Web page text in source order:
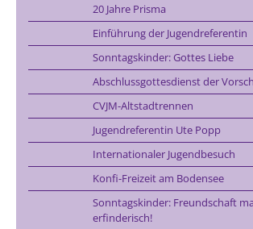
20 Jahre Prisma
Einführung der Jugendreferentin
Sonntagskinder: Gottes Liebe
Abschlussgottesdienst der
CVJM-Altstadtrennen
Jugendreferentin Ute Popp
Internationaler Jugendbesuch
Konfi-Freizeit am Bodensee
Sonntagskinder: Freundschaft
erfinderisch!